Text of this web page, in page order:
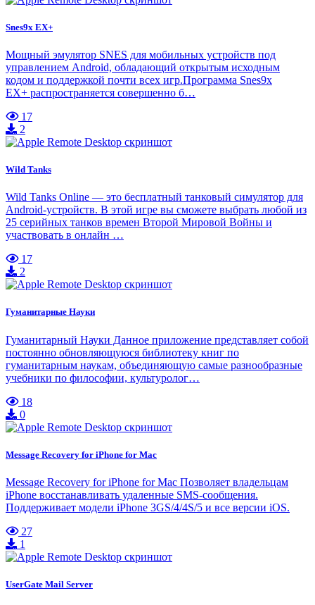
Snes9x EX+
Мощный эмулятор SNES для мобильных устройств под
управлением Android, обладающий открытым исходным
кодом и поддержкой почти всех игр.Программа Snes9x
EX+ распространяется совершенно б…
17
2
Wild Tanks
Wild Tanks Online — это бесплатный танковый симулятор для
Android-устройств. В этой игре вы сможете выбрать любой из
25 серийных танков времен Второй Мировой Войны и
участвовать в онлайн …
17
2
Гуманитарные Науки
Гуманитарный Науки Данное приложение представляет собой
постоянно обновляющуюся библиотеку книг по
гуманитарным наукам, объединяющую самые разнообразные
учебники по философии, культуролог…
18
0
Message Recovery for iPhone for Mac
Message Recovery for iPhone for Mac Позволяет владельцам
iPhone восстанавливать удаленные SMS-сообщения.
Поддерживает модели iPhone 3GS/4/4S/5 и все версии iOS.
27
1
UserGate Mail Server